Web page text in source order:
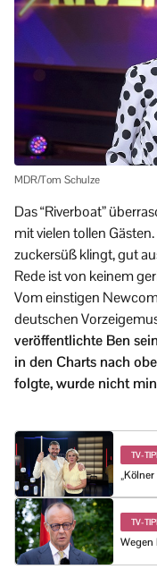
MDR/Tom Schulze
Das “Riverboat”
mit vielen tollen
zuckersüß klingt, gut
Rede ist von keinem
Vom einstigen
deutschen
veröffentlichte Ben
in den Charts nach
folgte, wurde nicht
TV-
TV-
Wegen